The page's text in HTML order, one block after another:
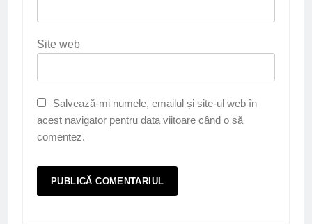
Site web
Salvează-mi numele, emailul și site-ul web în
acest navigator pentru data viitoare când o să
comentez.